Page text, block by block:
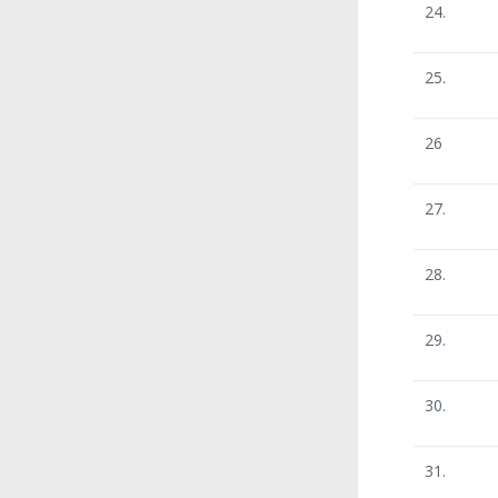
24.
25.
26
27.
28.
29.
30.
31.